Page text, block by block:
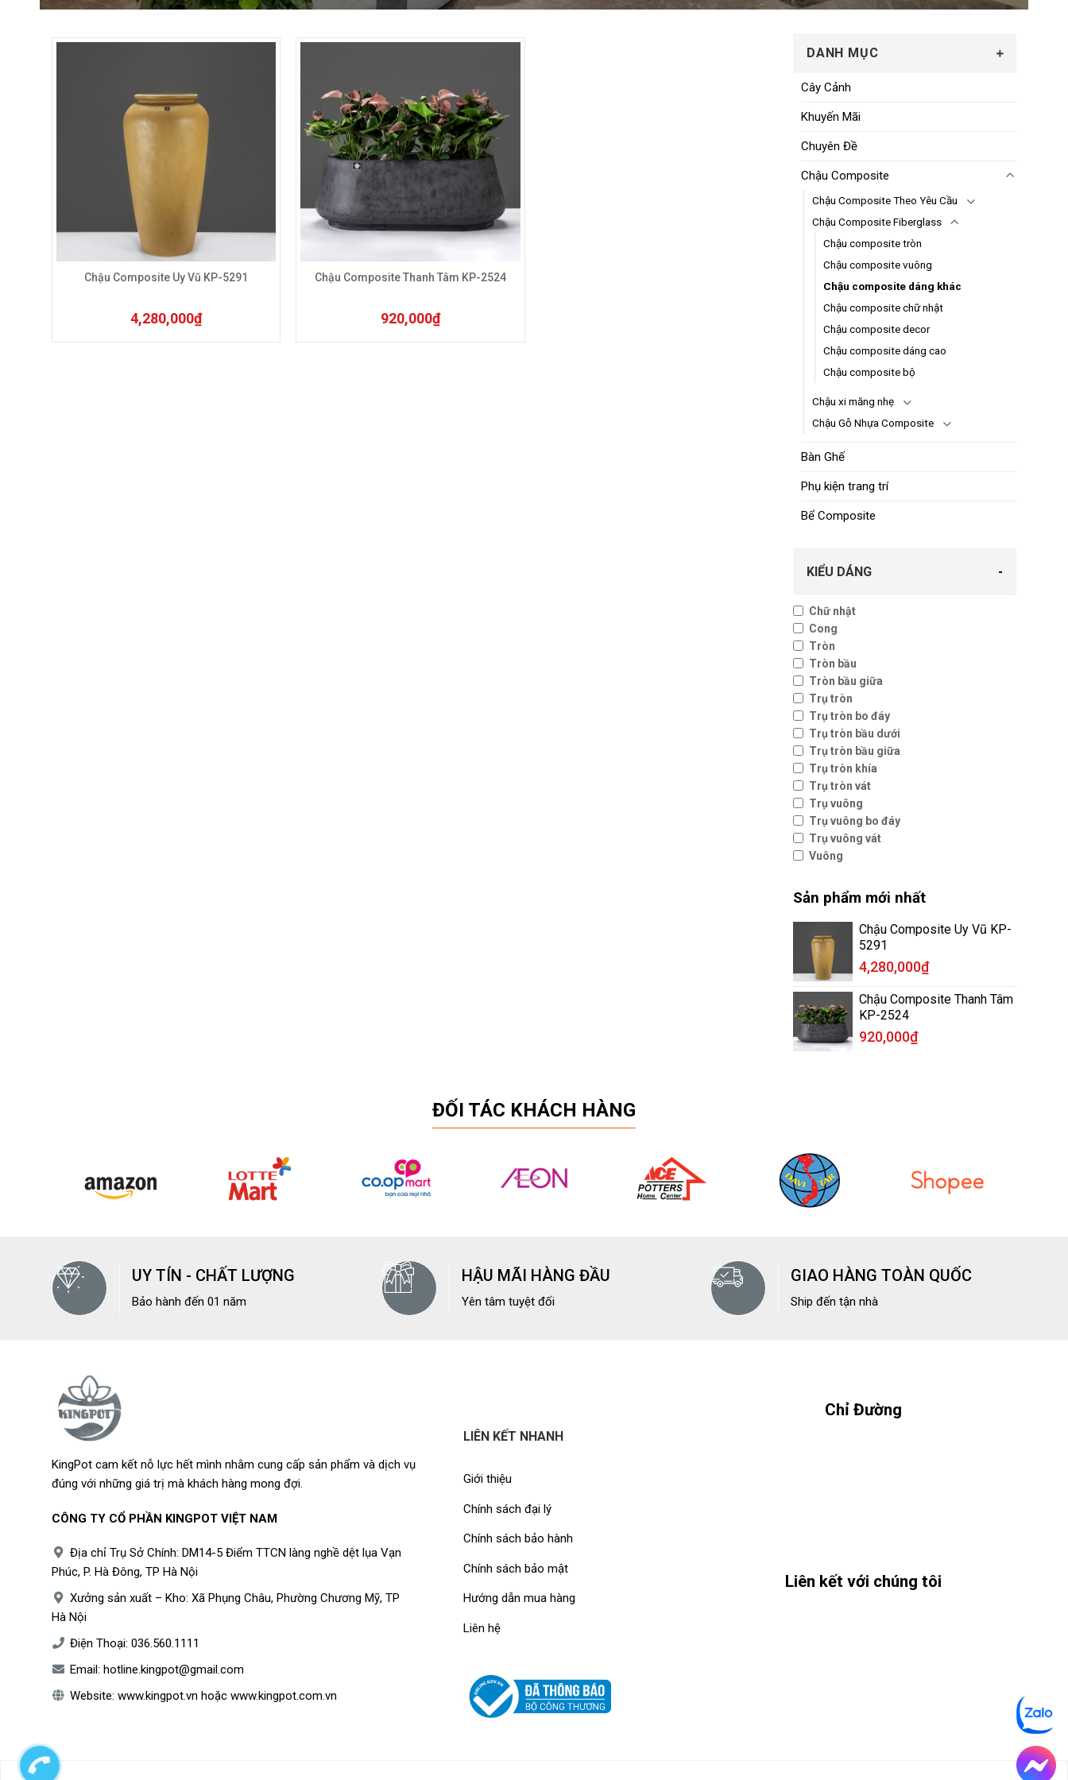
Sản phẩm này có nhiều biến thể. Các tùy chọn có thể được chọn trên trang sản phẩm
Chậu Composite Uy Vũ KP-5291
4,280,000₫
Sản phẩm này có nhiều biến thể. Các tùy chọn có thể được chọn trên trang sản phẩm
Chậu Composite Thanh Tâm KP-2524
920,000₫
DANH MỤC
Cây Cảnh
Khuyến Mãi
Chuyên Đề
Chậu Composite
Chậu Composite Theo Yêu Cầu
Chậu Composite Fiberglass
Chậu composite tròn
Chậu composite vuông
Chậu composite dáng khác
Chậu composite chữ nhật
Chậu composite decor
Chậu composite dáng cao
Chậu composite bộ
Chậu xi măng nhẹ
Chậu Gỗ Nhựa Composite
Bàn Ghế
Phụ kiện trang trí
Bể Composite
KIỂU DÁNG -
Chữ nhật
Cong
Tròn
Tròn bầu
Tròn bầu giữa
Trụ tròn
Trụ tròn bo đáy
Trụ tròn bầu dưới
Trụ tròn bầu giữa
Trụ tròn khía
Trụ tròn vát
Trụ vuông
Trụ vuông bo đáy
Trụ vuông vát
Vuông
Sản phẩm mới nhất
Chậu Composite Uy Vũ KP-
5291
4,280,000₫
Chậu Composite Thanh Tâm
KP-2524
920,000₫
ĐỐI TÁC KHÁCH HÀNG
UY TÍN - CHẤT LƯỢNG
Bảo hành đến 01 năm
HẬU MÃI HÀNG ĐẦU
Yên tâm tuyệt đối
GIAO HÀNG TOÀN QUỐC
Ship đến tận nhà
KingPot cam kết nỗ lực hết mình nhằm cung cấp sản phẩm và dịch vụ
đúng với những giá trị mà khách hàng mong đợi.
CÔNG TY CỔ PHẦN KINGPOT VIỆT NAM
Địa chỉ Trụ Sở Chính: DM14-5 Điểm TTCN làng nghề dệt lụa Vạn
Phúc, P. Hà Đông, TP Hà Nội
Xưởng sản xuất – Kho: Xã Phụng Châu, Phường Chương Mỹ, TP
Hà Nội
Điện Thoại: 036.560.1111
Email: hotline.kingpot@gmail.com
Website: www.kingpot.vn hoặc www.kingpot.com.vn
LIÊN KẾT NHANH
Giới thiệu
Chính sách đại lý
Chính sách bảo hành
Chính sách bảo mật
Hướng dẫn mua hàng
Liên hệ
Chỉ Đường
Liên kết với chúng tôi